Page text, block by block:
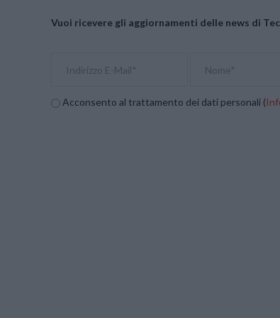
Vuoi ricevere gli aggiornamenti delle news di
Acconsento al trattamento dei dati personali (